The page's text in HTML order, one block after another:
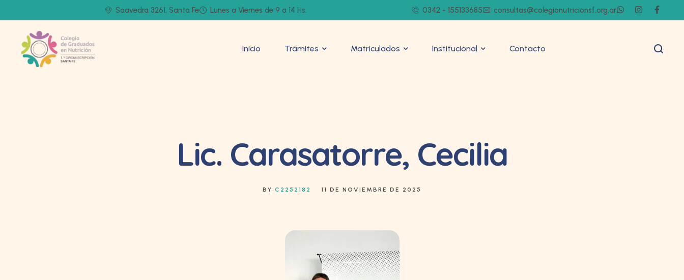
Saavedra 3261, Santa Fe Lunes a Viernes de 9 a 14 Hs. 0342 - 155133685 consultas@colegionutricionsf.org.ar
Inicio Trámites Matriculados Institucional Contacto
Lic. Carasatorre, Cecilia
BY C2252182 11 DE NOVIEMBRE DE 2025